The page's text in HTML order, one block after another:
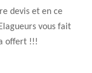
devis et en ce
vous fait
offert !!!